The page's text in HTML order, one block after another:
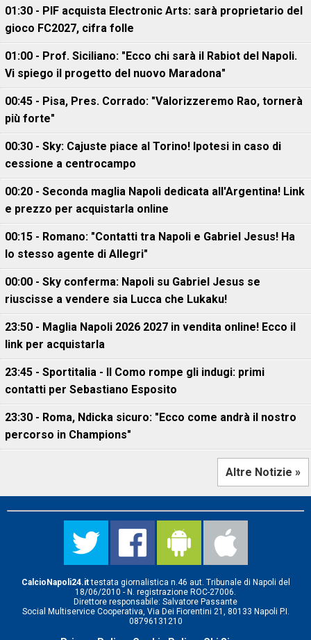
01:30 - PIF acquista Electronic Arts: sarà proprietario del
gioco FC2027, cifra folle
01:00 - Prof. Siciliano: "Ecco chi sarà il Rabiot del Napoli.
Vi spiego il progetto del nuovo Maradona"
00:45 - Pisa, Pres. Corrado: "Valorizzeremo Rao, tornerà
più forte"
00:30 - Sky: Cajuste piace al Torino! Ipotesi in caso di
cessione a centrocampo
00:20 - Seconda maglia Napoli dedicata all'Argentina! Link
e prezzo per acquistarla online
00:15 - Romano: "Contatti tra Napoli e Gabriel Jesus! Ha
lo stesso agente di Allegri"
00:00 - Sky conferma: Napoli su Gabriel Jesus se
riuscisse a vendere sia Lucca che Lukaku!
23:50 - Maglia Napoli 2026 2027 in vendita online! Ecco il
link per acquistarla
23:45 - Sportitalia - Il Como rompe gli indugi: primi
contatti per Sebastiano Esposito
23:30 - Roma, Ndicka sicuro: "Ecco come andrà il nostro
percorso in Champions"
Altre Notizie »
CalcioNapoli24.ittestata giornalistica n.46 aut. Tribunale di Napoli del
18/06/2010 - N. registrazione ROC-27006.
Direttore responsabile: Salvatore Passante
Social Multiservice Cooperativa, Via Dei Fiorentini 21, 80133 Napoli P.I.
08796131210